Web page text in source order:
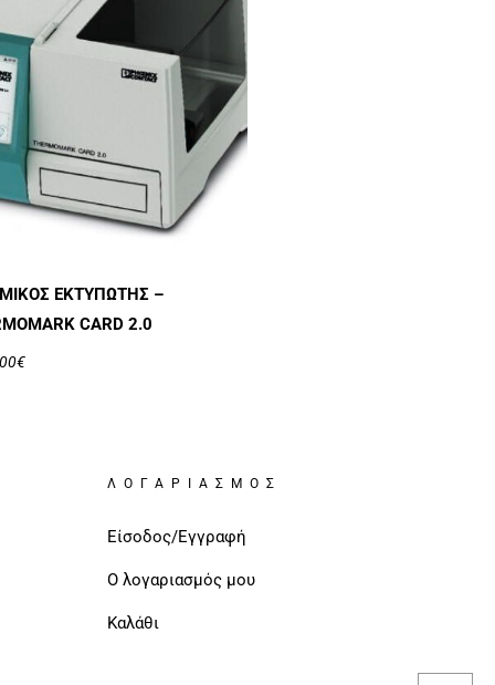
ΕΚΤΥΠΩΤΉΣ –
CARD 2.0
€
ΛΟΓΑΡΙΑΣΜΌΣ
Είσοδος/Εγγραφή
Ο λογαριασμός μου
Καλάθι